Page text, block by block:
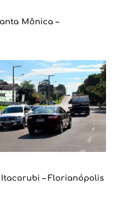
Mônica –
Itacorubi – Florianópolis